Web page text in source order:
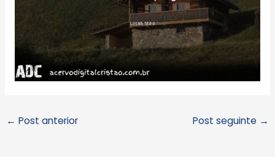
← Post anterior Post seguinte →